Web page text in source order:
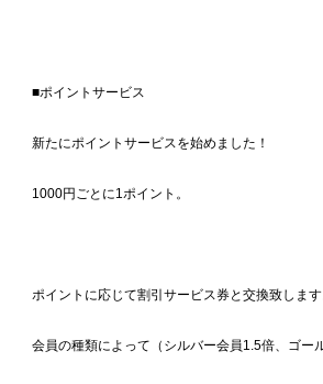
■ポイントサービス
新たにポイントサービスを始めました！
1000円ごとに1ポイント。
ポイントに応じて割引サービス券と交換致します
会員の種類によって（シルバー会員1.5倍、ゴー